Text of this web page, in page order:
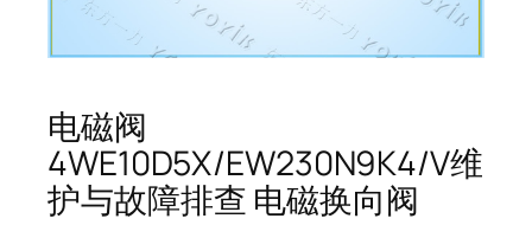
电磁阀
4WE10D5X/EW230N9K4/V维
护与故障排查 电磁换向阀